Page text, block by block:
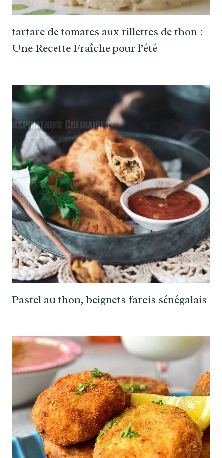
tartare de tomates aux rillettes de thon :
Une Recette Fraîche pour l’été
Pastel au thon, beignets farcis sénégalais